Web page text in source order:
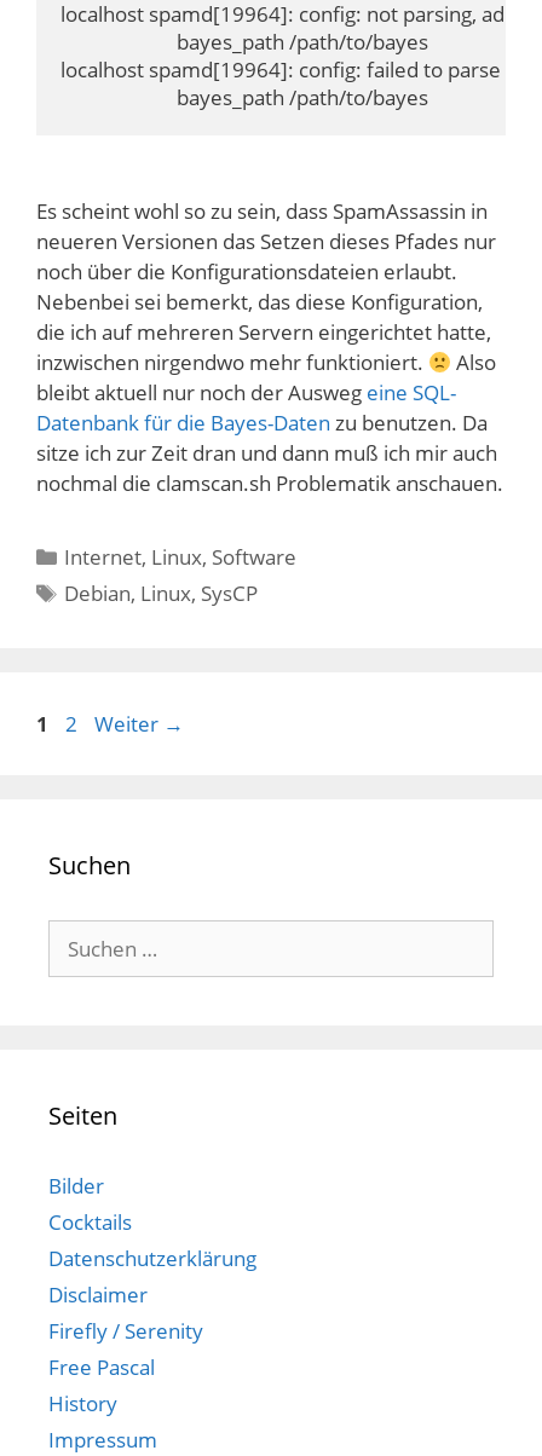
localhost spamd[19964]: config: not parsing,
bayes_path /path/to/bayes
localhost spamd[19964]: config: failed to parse
bayes_path /path/to/bayes
Es scheint wohl so zu sein, dass SpamAssassin in
neueren Versionen das Setzen dieses Pfades nur
noch über die Konfigurationsdateien erlaubt.
Nebenbei sei bemerkt, das diese Konfiguration,
die ich auf mehreren Servern eingerichtet hatte,
inzwischen nirgendwo mehr funktioniert.
Also
bleibt aktuell nur noch der Ausweg eine SQL-
Datenbank für die Bayes-Daten zu benutzen. Da
sitze ich zur Zeit dran und dann muß ich mir auch
nochmal die clamscan.sh Problematik anschauen.
Kategorien
Internet, Linux, Software
Schlagwörter
Debian, Linux, SysCP
Seite
1 Seite
2 Weiter →
Suchen
Suchen
nach:
Seiten
Bilder
Cocktails
Datenschutzerklärung
Disclaimer
Firefly / Serenity
Free Pascal
History
Impressum